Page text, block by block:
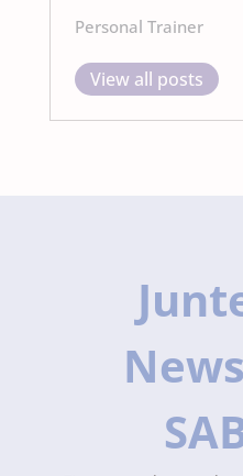
Personal Trainer
View all posts